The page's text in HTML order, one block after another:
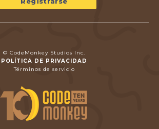
© CodeMonkey Studios Inc.
POLÍTICA DE PRIVACIDAD
Términos de servicio
nuestro sitio web para brindarle la
recordando sus preferencias y